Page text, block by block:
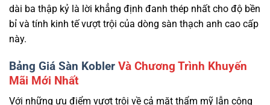
dài ba thập kỷ là lời khẳng định đanh thép nhất cho độ bền
bỉ và tính kinh tế vượt trội của dòng sàn thạch anh cao cấp
này.
Bảng Giá Sàn Kobler Và Chương Trình Khuyến
Mãi Mới Nhất
Với những ưu điểm vượt trội về cả mặt thẩm mỹ lẫn công